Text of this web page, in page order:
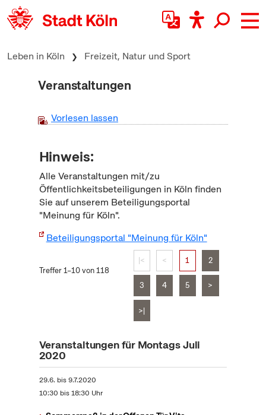
zum Inhalt springen
Leben in Köln Freizeit, Natur und Sport
Veranstaltungen
Vorlesen lassen
Hinweis:
Alle Veranstaltungen mit/zu
Öffentlichkeitsbeteiligungen in Köln finden
Sie auf unserem Beteiligungsportal
"Meinung für Köln".
Beteiligungsportal "Meinung für Köln"
Treffer 1–10 von 118
|< < 1 2
3 4 5 >
>|
Veranstaltungen für Montags Juli
2020
29.6. bis9.7.2020
10:30 bis 18:30 Uhr